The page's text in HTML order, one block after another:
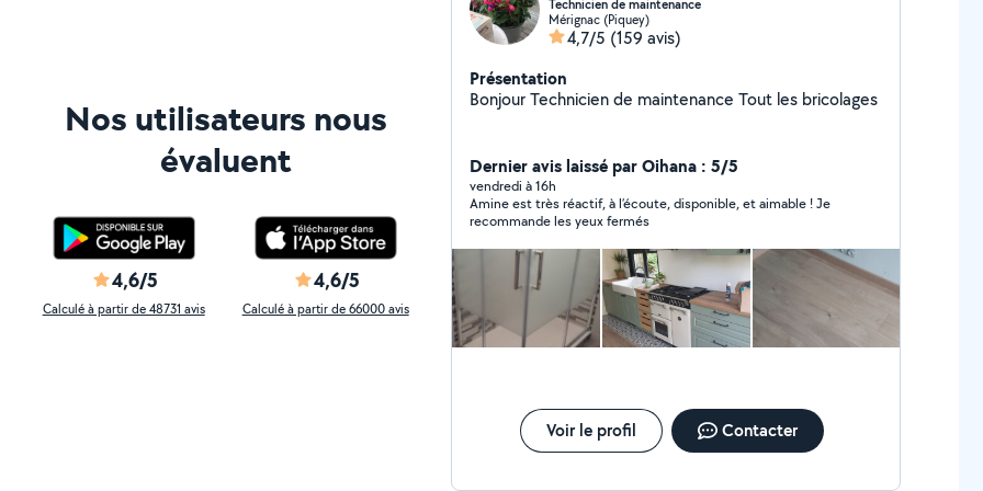
Nos utilisateurs nous
évaluent
4,6/5
Calculé à partir de 48731 avis
4,6/5
Calculé à partir de 66000 avis
Technicien de maintenance
Mérignac (Piquey)
4,7/5 (159 avis)
Présentation
Bonjour Technicien de maintenance Tout les bricolages
Dernier avis laissé par Oihana : 5/5
vendredi à 16h
Amine est très réactif, à l’écoute, disponible, et aimable ! Je
recommande les yeux fermés
Voir le profil Contacter